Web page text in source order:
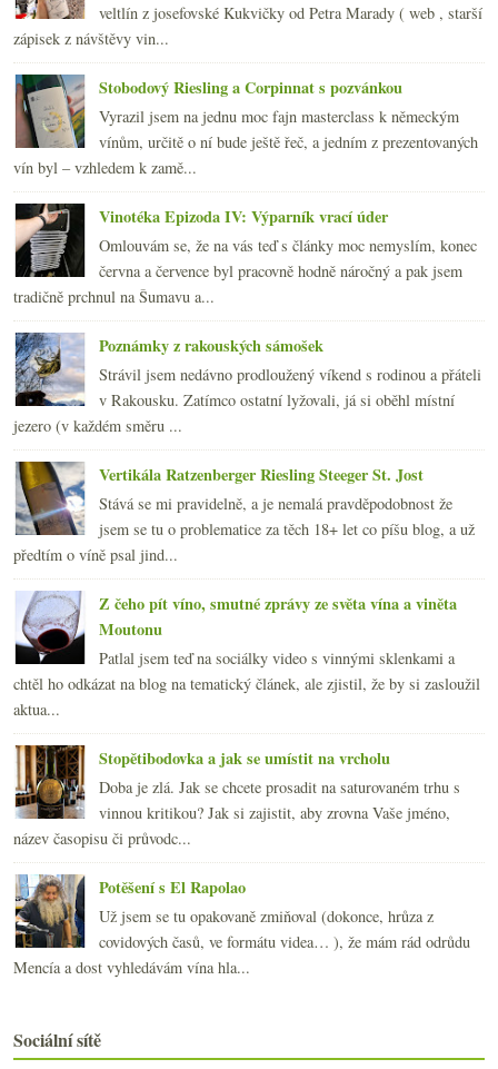
veltlín z josefovské Kukvičky od Petra Marady ( web , starší
zápisek z návštěvy vin...
Stobodový Riesling a Corpinnat s pozvánkou
Vyrazil jsem na jednu moc fajn masterclass k německým
vínům, určitě o ní bude ještě řeč, a jedním z prezentovaných
vín byl – vzhledem k zamě...
Vinotéka Epizoda IV: Výparník vrací úder
Omlouvám se, že na vás teď s články moc nemyslím, konec
června a července byl pracovně hodně náročný a pak jsem
tradičně prchnul na Šumavu a...
Poznámky z rakouských sámošek
Strávil jsem nedávno prodloužený víkend s rodinou a přáteli
v Rakousku. Zatímco ostatní lyžovali, já si oběhl místní
jezero (v každém směru ...
Vertikála Ratzenberger Riesling Steeger St. Jost
Stává se mi pravidelně, a je nemalá pravděpodobnost že
jsem se tu o problematice za těch 18+ let co píšu blog, a už
předtím o víně psal jind...
Z čeho pít víno, smutné zprávy ze světa vína a viněta
Moutonu
Patlal jsem teď na sociálky video s vinnými sklenkami a
chtěl ho odkázat na blog na tematický článek, ale zjistil, že by si zasloužil
aktua...
Stopětibodovka a jak se umístit na vrcholu
Doba je zlá. Jak se chcete prosadit na saturovaném trhu s
vinnou kritikou? Jak si zajistit, aby zrovna Vaše jméno,
název časopisu či průvodc...
Potěšení s El Rapolao
Už jsem se tu opakovaně zmiňoval (dokonce, hrůza z
covidových časů, ve formátu videa… ), že mám rád odrůdu
Mencía a dost vyhledávám vína hla...
Sociální sítě